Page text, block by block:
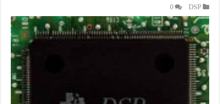
DSP
0